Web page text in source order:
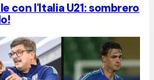
con l'Italia U21: sombrero